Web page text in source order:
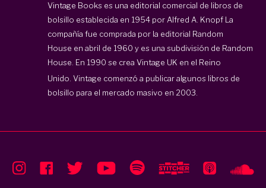
Vintage Books es una editorial comercial de libros de
bolsillo establecida en 1954 por Alfred A. Knopf La
compañía fue comprada por la editorial Random
House en abril de 1960 y es una subdivisión de Random
House. En 1990 se crea Vintage UK en el Reino
Unido. Vintage comenzó a publicar algunos libros de
bolsillo para el mercado masivo en 2003.